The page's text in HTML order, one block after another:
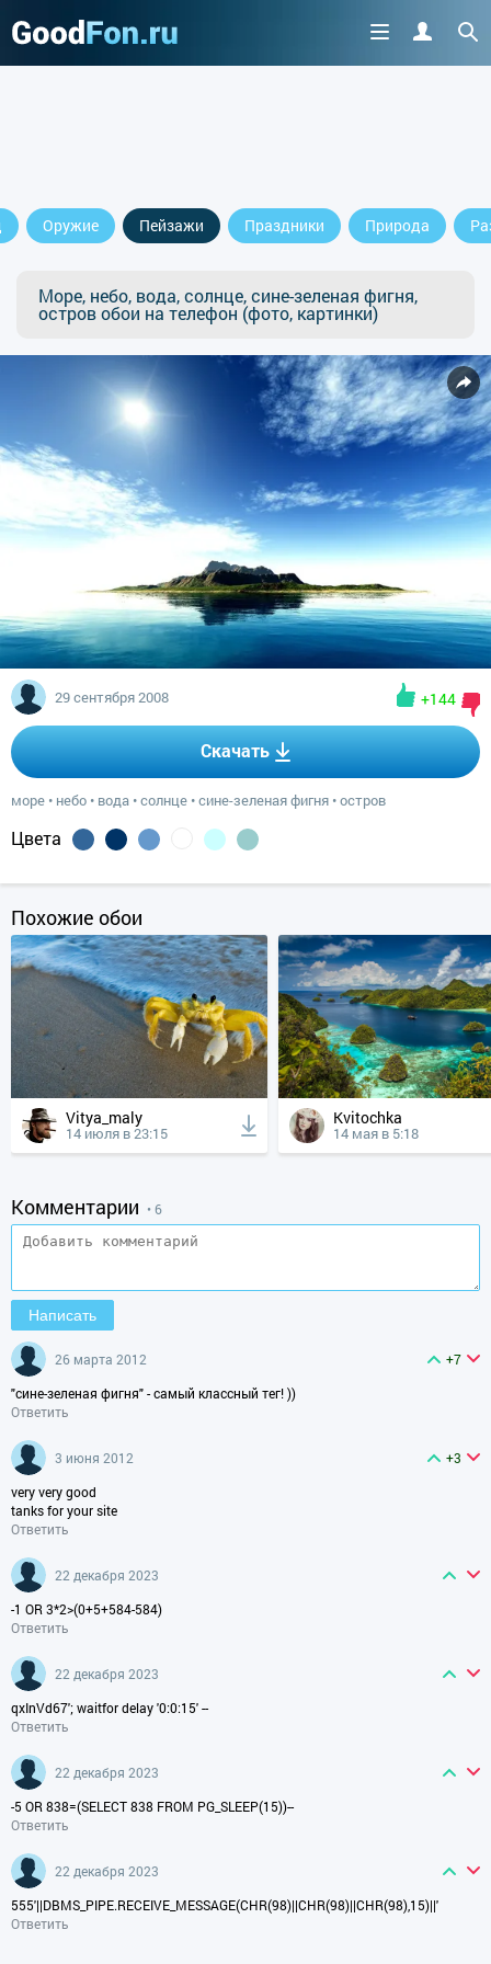
Оружие Пейзажи Праздники Природа
Море, небо, вода, солнце, сине-зеленая фигня,
остров обои на телефон (фото, картинки)
29 сентября 2008 +144
Скачать
море • небо • вода •солнце •сине-зеленая фигня •остров
Цвета
Похожие обои
Vitya_maly
14 июля в 23:15
Kvitochka
14 мая в 5:18
Комментарии • 6
26 марта 2012
+7
"сине-зеленая фигня" - самый классный тег! ))
Ответить
3 июня 2012
+3
very very good
tanks for your site
Ответить
22 декабря 2023
-1 OR 3*2>(0+5+584-584)
Ответить
22 декабря 2023
qxInVd67'; waitfor delay '0:0:15' --
Ответить
22 декабря 2023
-5 OR 838=(SELECT 838 FROM PG_SLEEP(15))--
Ответить
22 декабря 2023
555'||DBMS_PIPE.RECEIVE_MESSAGE(CHR(98)||CHR(98)||CHR(98),15)||'
Ответить